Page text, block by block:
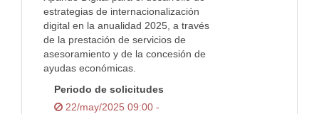
estrategias de internacionalización
digital en la anualidad 2025, a través
de la prestación de servicios de
asesoramiento y de la concesión de
ayudas económicas.
Periodo de solicitudes
22/may/2025 09:00 -